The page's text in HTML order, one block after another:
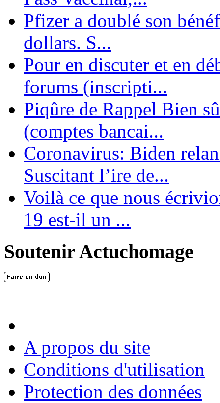
Pfizer a doublé son
dollars. S...
Pour en discuter et en
forums (inscripti...
Piqûre de Rappel Bien
(comptes bancai...
Coronavirus: Biden
Suscitant l’ire de...
Voilà ce que nous
19 est-il un ...
Soutenir Actuchomage
A propos du site
Conditions d'utilisation
Protection des données